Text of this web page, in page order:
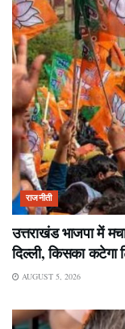
राजनीती
उत्तराखंड भाजपा में
दिल्ली, किसका कटेगा
AUGUST 5, 2026